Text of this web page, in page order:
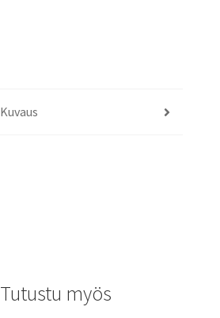
Kuvaus
Tutustu myös